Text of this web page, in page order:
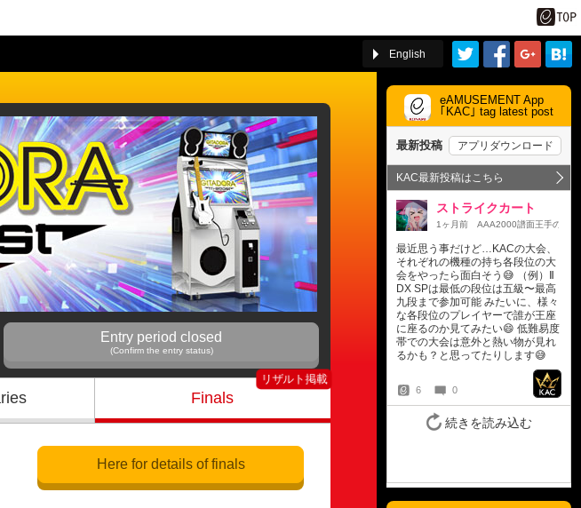
English
トページ(The 5th KAC)
Entry period closed
(Confirm the entry status)
Finals
Here for details of finals
eAMUSEMENT App
｢KAC｣ tag latest post